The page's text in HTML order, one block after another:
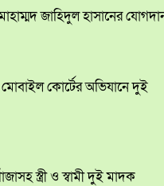
জাহিদুল হাসানের
কোর্টের অভিযানে দুই
স্ত্রী ও স্বামী দুই মাদক